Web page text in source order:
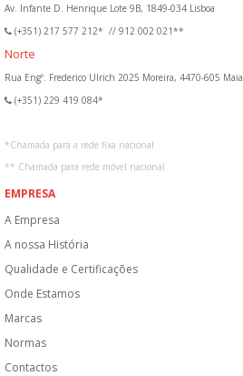
Av. Infante D. Henrique Lote 9B, 1849-034 Lisboa
(+351) 217 577 212* // 912 002 021**
Norte
Rua Engº. Frederico Ulrich 2025 Moreira, 4470-605 Maia
(+351) 229 419 084*
*Chamada para a rede fixa nacional
** Chamada para rede móvel nacional
EMPRESA
A Empresa
A nossa História
Qualidade e Certificações
Onde Estamos
Marcas
Normas
Contactos